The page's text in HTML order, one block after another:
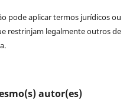
pode aplicar termos jurídicos ou
restrinjam legalmente outros de
autor(es)